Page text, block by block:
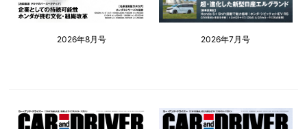
2026年8月号 2026年7月号